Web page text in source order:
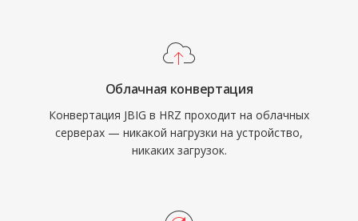
Облачная конвертация
Конвертация JBIG в HRZ проходит на облачных
серверах — никакой нагрузки на устройство,
никаких загрузок.